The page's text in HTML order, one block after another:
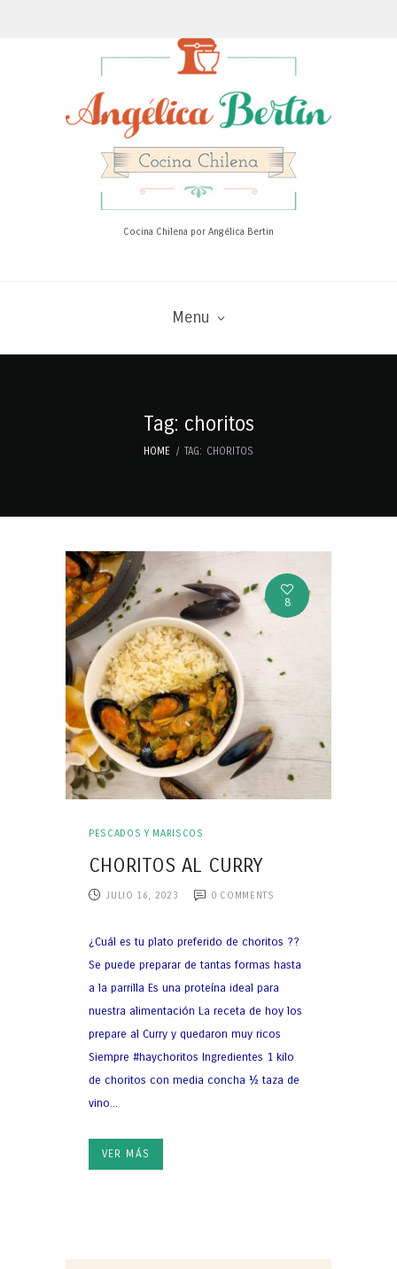
Cocina Chilena por Angélica Bertin
Menu
Tag: choritos
HOME TAG: CHORITOS
8
PESCADOS Y MARISCOS
CHORITOS AL CURRY
JULIO 16, 2023 0 COMMENTS
¿Cuál es tu plato preferido de choritos ??
Se puede preparar de tantas formas hasta
a la parrilla Es una proteína ideal para
nuestra alimentación La receta de hoy los
prepare al Curry y quedaron muy ricos
Siempre #haychoritos Ingredientes 1 kilo
de choritos con media concha ½ taza de
vino...
VER MÁS